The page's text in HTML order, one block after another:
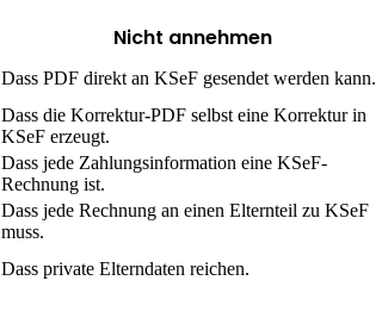
Nicht annehmen
Dass PDF direkt an KSeF gesendet werden kann.
Dass die Korrektur-PDF selbst eine Korrektur in
KSeF erzeugt.
Dass jede Zahlungsinformation eine KSeF-
Rechnung ist.
Dass jede Rechnung an einen Elternteil zu KSeF
muss.
Dass private Elterndaten reichen.